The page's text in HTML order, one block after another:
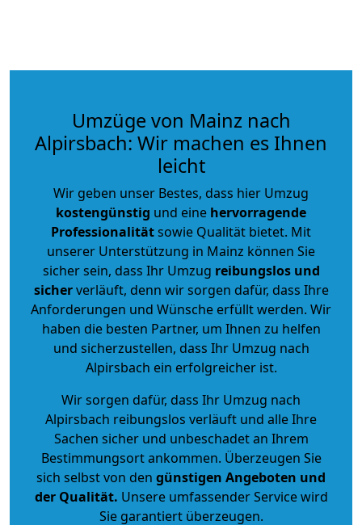
Umzüge von Mainz nach
Alpirsbach: Wir machen es Ihnen
leicht
Wir geben unser Bestes, dass hier Umzug
kostengünstig und eine hervorragende
Professionalitätsowie Qualität bietet. Mit
unserer Unterstützung in Mainz können Sie
sicher sein, dass Ihr Umzug reibungslos und
sicherverläuft, denn wir sorgen dafür, dass Ihre
Anforderungen und Wünsche erfüllt werden. Wir
haben die besten Partner, um Ihnen zu helfen
und sicherzustellen, dass Ihr Umzug nach
Alpirsbach ein erfolgreicher ist.
Wir sorgen dafür, dass Ihr Umzug nach
Alpirsbach reibungslos verläuft und alle Ihre
Sachen sicher und unbeschadet an Ihrem
Bestimmungsort ankommen. Überzeugen Sie
sich selbst von den günstigen Angeboten und
der Qualität. Unsere umfassender Service wird
Sie garantiert überzeugen.